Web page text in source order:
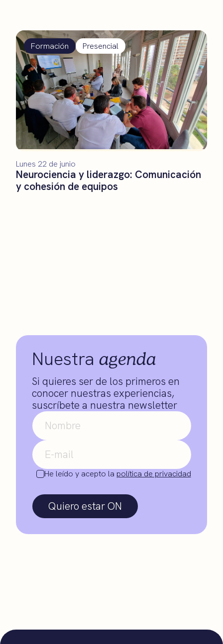
Formación Presencial
Neurociencia y liderazgo: Comunicación
y cohesión de equipos
Lunes 22 de junio
Nuestra agenda
Si quieres ser de los primeros en
conocer nuestras experiencias,
suscríbete a nuestra newsletter
He leído y acepto la política de privacidad
Quiero estar ON